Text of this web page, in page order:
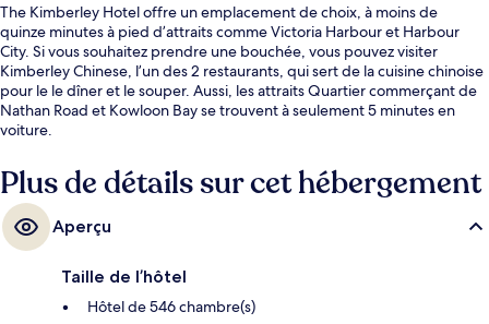
The Kimberley Hotel offre un emplacement de choix, à moins de
quinze minutes à pied d’attraits comme Victoria Harbour et Harbour
City. Si vous souhaitez prendre une bouchée, vous pouvez visiter
Kimberley Chinese, l’un des 2 restaurants, qui sert de la cuisine chinoise
pour le le dîner et le souper. Aussi, les attraits Quartier commerçant de
Nathan Road et Kowloon Bay se trouvent à seulement 5 minutes en
voiture.
Plus de détails sur cet hébergement
Aperçu
Taille de l’hôtel
Hôtel de 546 chambre(s)